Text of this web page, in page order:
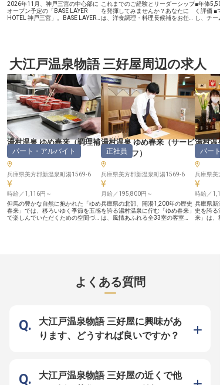
2026年11月、神戸三宮の中心部に
オープン予定の「BASE LAYER
HOTEL 神戸三宮」。BASE LAYER
材・原価・衛生管理、スタッフマネ
ジメントまでを担い、レストランの
料理体験そのものを形にしていく責
任者ポジション。料理だけにとどま
らず、サービスやホテル全体との接
続を意識しながら、滞在体験の一部
として食をどう届けるかを設計いた
だきます。 ＼新規レストランの料
理長として、立ち上げから関われる
／ ■月給50万円～／賃金更改年2回
（7月・1月） ■実質年間休日112日
／月9日休み／産休・育休取得実績
多数 ■キッチン責任者・料理長、も
しくはそれに準ずる経験者を歓迎 ■
ホテル内レストラン・複合施設での
勤務経験があれば優遇 「料理の味
だけでなく、構成、テンポ、空気感
まで含めて、"このホテルに来てよ
かった"と思える時間をつくる」。
それがBASE LAYER HOTEL 神戸三
宮のシェフに期待する役割です。決
まった体制に入るのではなく、自分
たちの厨房を育てていく実感を持っ
て働きたい方、レストラン単体では
これまでのご経験とリーダーシップ
を発揮してみませんか？あなたに
は、洋食調理・料理長候補をお任せ
ューの客室やレストランを備える
「ホテルセトレ神戸・舞子」。生産
者とシェフのこだわりと想いを込め
た食事をお客様に提供しています。
※この求人は2024年3月7日時点の
情報です
■年俸
く評価 ■
し、チ
して、
していた
レンチ、
ャンル
ニュー開
憶に残る
おもて
別なひ
感じられます。 ーー
み、共に
ッフの勤
成・教育
全般をお
ーダー
バーが安
共に成長
でしょ
戦力とし
れてい
のスター
献を正
※2026年
大江戸温泉物語 三好屋周辺の求人
湯村温泉 ゆめ春来（調理補
助・洗い場）
パート・アルバイト
兵庫県美方郡新温泉町湯1569-6
時給／1,116円～
但馬の豊かな自然に抱かれた「ゆめ
春来」では、移ろいゆく季節を五感
で楽しんでいただくための空間づく
ちの方は優遇 ■時給1,116円～、賞
両立できる環境 お任せするのは、
食材の下準備や盛り付けのサポー
ト、食器洗浄などです。プロの料理
人が作り上げる繊細な会席料理が、
法を間近で学ぶことができ、日々の
業務を通じて自然と洗練された感性
湯村温泉 ゆめ春来（サービ
ススタッフ ）
正社員
兵庫県美方郡新温泉町湯1569-6
月給／195,800円～
兵庫県の北部、開湯1,200年の歴史
を誇る湯村温泉に佇む「ゆめ春来」
は、風情あふれる全33室の客室
トもしっかり充実できる ★公共団
体運営の宿なので安定性抜群 私た
ちが大切にしているのは、お客様の
は、フロントでの笑顔のお出迎えか
ら、お食事の準備、客室のチェック
まで、宿のあらゆる場面に携わるこ
とができます。最初は覚えることも
プライベートの時間も大切にしなが
ら、無理なくゆとりを持って長く働
湯村温
ト）
パー
兵庫県美
時給／
兵庫県新
史を誇る
来」は、
子様連れ
心を輝
よくある質問
大江戸温泉物語 三好屋に興味があ
ります、どうすれば良いですか？
大江戸温泉物語 三好屋の近くで他